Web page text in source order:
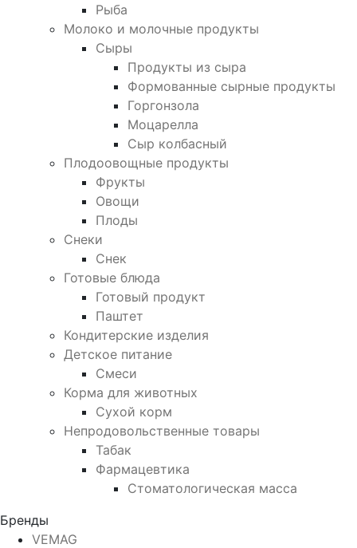
Рыба
Молоко и молочные продукты
Сыры
Продукты из сыра
Формованные сырные продукты
Горгонзола
Моцарелла
Сыр колбасный
Плодоовощные продукты
Фрукты
Овощи
Плоды
Снеки
Снек
Готовые блюда
Готовый продукт
Паштет
Кондитерские изделия
Детское питание
Смеси
Корма для животных
Сухой корм
Непродовольственные товары
Табак
Фармацевтика
Стоматологическая масса
Бренды
VEMAG